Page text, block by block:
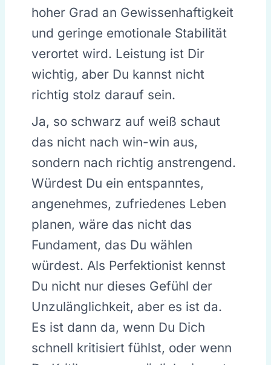
hoher Grad an Gewissenhaftigkeit
und geringe emotionale Stabilität
verortet wird. Leistung ist Dir
wichtig, aber Du kannst nicht
richtig stolz darauf sein.
Ja, so schwarz auf weiß schaut
das nicht nach win-win aus,
sondern nach richtig anstrengend.
Würdest Du ein entspanntes,
angenehmes, zufriedenes Leben
planen, wäre das nicht das
Fundament, das Du wählen
würdest. Als Perfektionist kennst
Du nicht nur dieses Gefühl der
Unzulänglichkeit, aber es ist da.
Es ist dann da, wenn Du Dich
schnell kritisiert fühlst, oder wenn